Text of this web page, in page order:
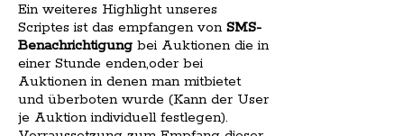
Ein weiteres Highlight unseres
Scriptes ist das empfangen von SMS-
Benachrichtigung bei Auktionen die in
einer Stunde enden,oder bei
Auktionen in denen man mitbietet
und überboten wurde (Kann der User
je Auktion individuell festlegen).